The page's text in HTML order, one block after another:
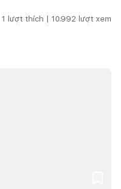
1 lượt thích | 10.992 lượt xem